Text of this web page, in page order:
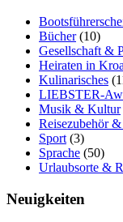
Bücher(10)
Gesellschaft &
Heiraten in
Kulinarisches
LIEBSTER-
Musik & Kultur
Reisezubehör
Sport (3)
Sprache (50)
Urlaubsorte &
Neuigkeiten